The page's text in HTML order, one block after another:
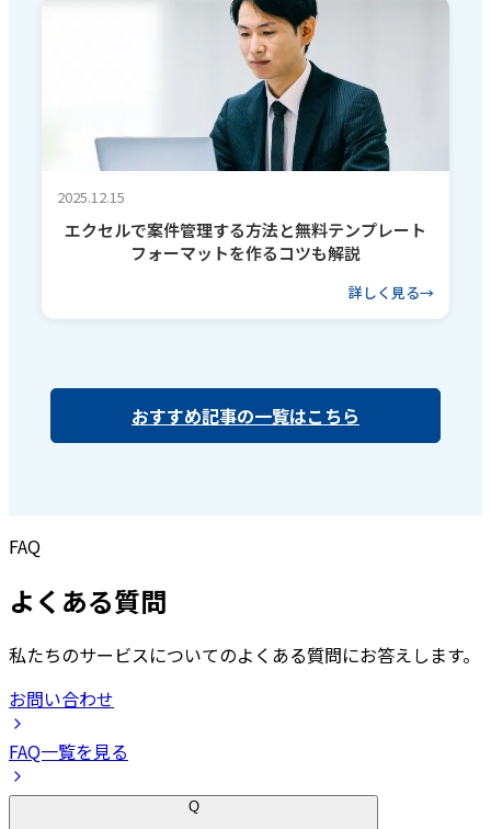
2025.12.15
エクセルで案件管理する方法と無料テンプレート
フォーマットを作るコツも解説
詳しく見る
おすすめ記事の一覧はこちら
FAQ
よくある質問
私たちのサービスについてのよくある質問にお答えします。
お問い合わせ
FAQ一覧を見る
Q